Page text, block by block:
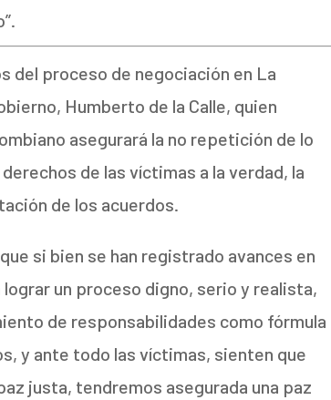
del proceso de negociación en La
Humberto de la Calle, quien
asegurará la no repetición de lo
de las víctimas a la verdad, la
de los acuerdos.
si bien se han registrado avances en
un proceso digno, serio y realista,
de responsabilidades como fórmula
y ante todo las víctimas, sienten que
justa, tendremos asegurada una paz